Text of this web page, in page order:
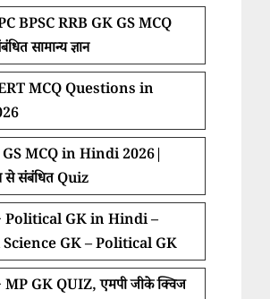
BPSC RRB GK GS MCQ
सामान्य ज्ञान
MCQ Questions in
MCQ in Hindi 2026|
से संबंधित Quiz
Political GK in Hindi –
GK – Political GK
GK QUIZ, एमपी जीके क्विज